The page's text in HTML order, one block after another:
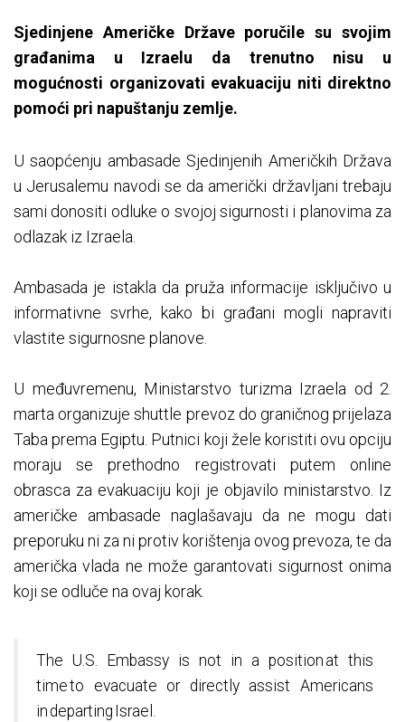
Sjedinjene Američke Države poručile su svojim
građanima u Izraelu da trenutno nisu u
mogućnosti organizovati evakuaciju niti direktno
pomoći pri napuštanju zemlje.
U saopćenju ambasade Sjedinjenih Američkih Država
u Jerusalemu navodi se da američki državljani trebaju
sami donositi odluke o svojoj sigurnosti i planovima za
odlazak iz Izraela.
Ambasada je istakla da pruža informacije isključivo u
informativne svrhe, kako bi građani mogli napraviti
vlastite sigurnosne planove.
U međuvremenu, Ministarstvo turizma Izraela od 2.
marta organizuje shuttle prevoz do graničnog prijelaza
Taba prema Egiptu. Putnici koji žele koristiti ovu opciju
moraju se prethodno registrovati putem online
obrasca za evakuaciju koji je objavilo ministarstvo. Iz
američke ambasade naglašavaju da ne mogu dati
preporuku ni za ni protiv korištenja ovog prevoza, te da
američka vlada ne može garantovati sigurnost onima
koji se odluče na ovaj korak.
The U.S. Embassy is not in a position at this
time to evacuate or directly assist Americans
in departing Israel.